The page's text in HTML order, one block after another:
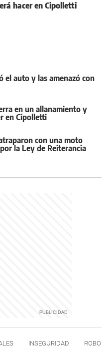
hacer en Cipolletti
el auto y las amenazó con
en un allanamiento y
en Cipolletti
con una moto
la Ley de Reiterancia
INSEGURIDAD ROBO